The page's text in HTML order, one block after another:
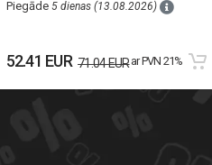
Piegāde 5 dienas (13.08.2026)
52.41 EUR 71.04 EURar PVN 21%